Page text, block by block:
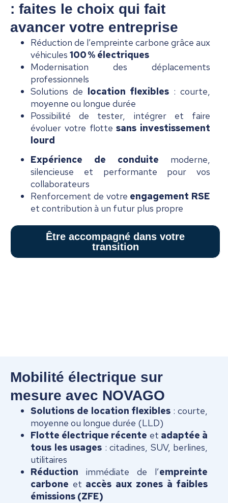
: faites le choix qui fait
avancer votre entreprise
Réduction de l’empreinte carbone grâce aux
véhicules 100 % électriques
Modernisation des déplacements
professionnels
Solutions de location flexibles : courte,
moyenne ou longue durée
Possibilité de tester, intégrer et faire
évoluer votre flottesans investissement
lourd
Expérience de conduite moderne,
silencieuse et performante pour vos
collaborateurs
Renforcement de votre engagement RSE
et contribution à un futur plus propre
Être accompagné dans votre
transition
Mobilité électrique sur
mesure avec NOVAGO
Solutions de location flexibles : courte,
moyenne ou longue durée (LLD)
Flotte électrique récente et adaptée à
tous les usages : citadines, SUV, berlines,
utilitaires
Réduction immédiate de l’empreinte
carbone et accès aux zones à faibles
émissions (ZFE)